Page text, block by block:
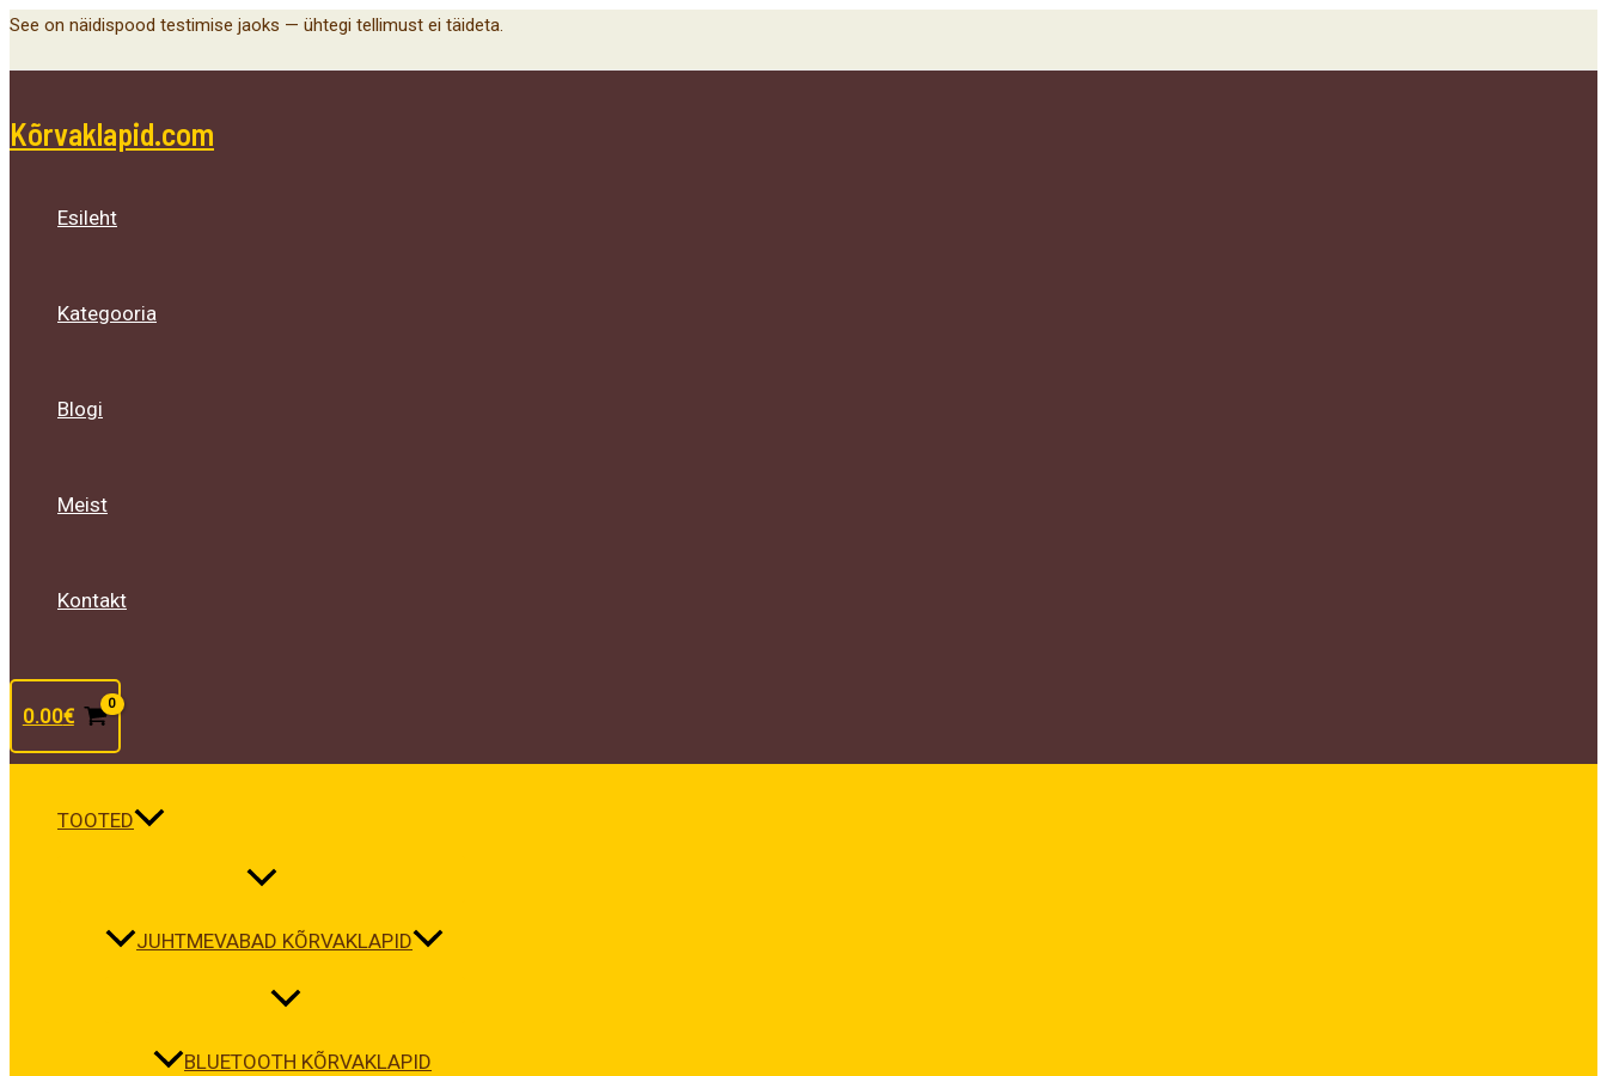
Skip
See on näidispood testimise jaoks — ühtegi tellimust ei täideta.
Kõrvaklapid.com
Esileht
Kategooria
Blogi
Meist
Kontakt
0.00€
TOOTED
Menu
Toggle
JUHTMEVABAD KÕRVAKLAPID
Menu
Toggle
BLUETOOTH KÕRVAKLAPID
Menu
Toggle